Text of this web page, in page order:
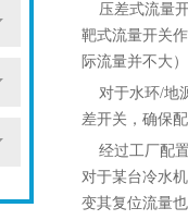
压差式流量开
靶式流量开关
际流量并不大
对于水环/地
差开关，确保
经过工厂配置
对于某台冷水
变其复位流量